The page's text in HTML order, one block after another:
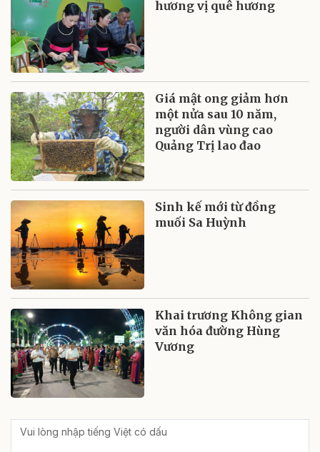
hương vị quê hương
Giá mật ong giảm hơn
một nửa sau 10 năm,
người dân vùng cao
Quảng Trị lao đao
Sinh kế mới từ đồng
muối Sa Huỳnh
Khai trương Không gian
văn hóa đường Hùng
Vương